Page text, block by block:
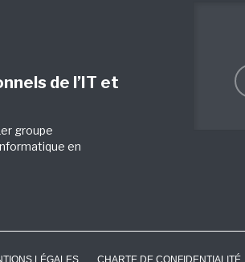
de l’IT et
groupe
en
LÉGALES CHARTE DE CONFIDENTIALITÉ